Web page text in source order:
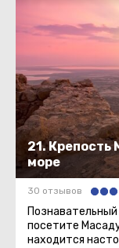
21. Крепость
море
30 отзывов
посетите
находится